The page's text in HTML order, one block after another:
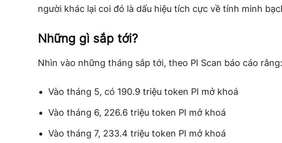
người khác lại coi đó là dấu hiệu tích cực về tính minh
Những gì sắp tới?
Nhìn vào những tháng sắp tới, theo PI Scan báo cáo rằng:
Vào tháng 5, có 190.9 triệu token PI mở khoá
Vào tháng 6, 226.6 triệu token PI mở khoá
Vào tháng 7, 233.4 triệu token PI mở khoá